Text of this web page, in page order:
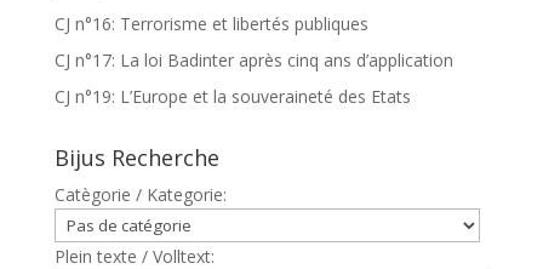
CJ n°16: Terrorisme et libertés publiques
CJ n°17: La loi Badinter après cinq ans d’application
CJ n°19: L’Europe et la souveraineté des Etats
Bijus Recherche
Catègorie / Kategorie:
Plein texte / Volltext: